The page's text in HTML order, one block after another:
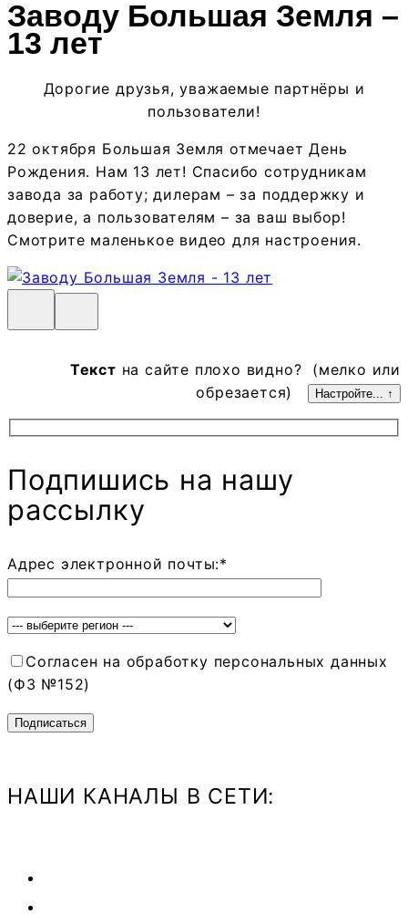
Заводу Большая Земля –
13 лет
Дорогие друзья, уважаемые партнёры и
пользователи!
22 октября Большая Земля отмечает День
Рождения. Нам 13 лет! Спасибо сотрудникам
завода за работу; дилерам – за поддержку и
доверие, а пользователям – за ваш выбор!
Смотрите маленькое видео для настроения.
Текст на сайте плохо видно? (мелко или
обрезается)
Настройте... ↑
Подпишись на нашу
рассылку
Адрес электронной почты:*
Согласен на обработку персональных данных
(ФЗ №152)
НАШИ КАНАЛЫ В СЕТИ: